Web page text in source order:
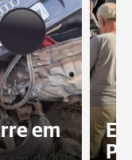
em